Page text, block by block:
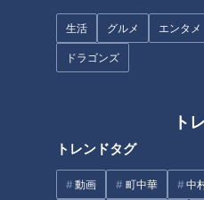
生活 グルメ エンタメ
ドラゴンズ
ト
トレンドタグ
動画 町中華 中
塩 小さじ1/4
1 セロリの茎と葉、紫玉ねぎ
んで水で洗って水気を絞り、